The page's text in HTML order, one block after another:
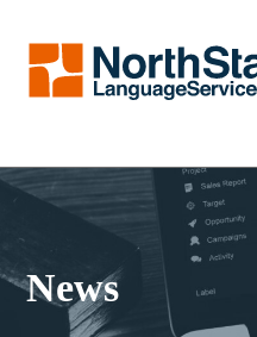
サービス
会社概要
お問い合わせ
News